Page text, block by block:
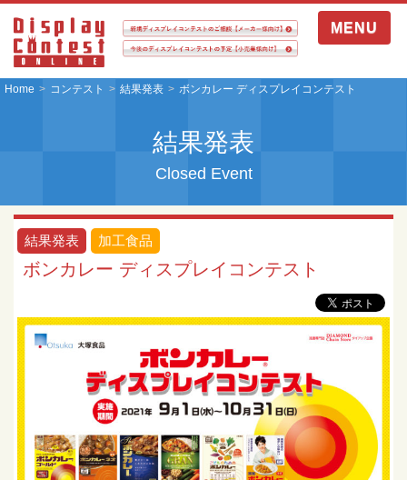
MENU
Home コンテスト 結果発表 ボンカレー ディスプレイコンテスト
結果発表
Closed Event
結果発表 加工食品
ボンカレー ディスプレイコンテスト